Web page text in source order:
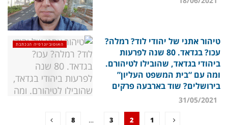
האוטוביוגרפיה הנכתבת
טיהור אתני של יהודי לוד? רמלה?
עכו? בגדאד. 80 שנה לפרעות
ביהודי בגדאד, שהובילו לטיהורם.
ומה עם “בית המשפט העליון”
בירושלים? שוד בארבעה פרקים
1
2
3
…
8